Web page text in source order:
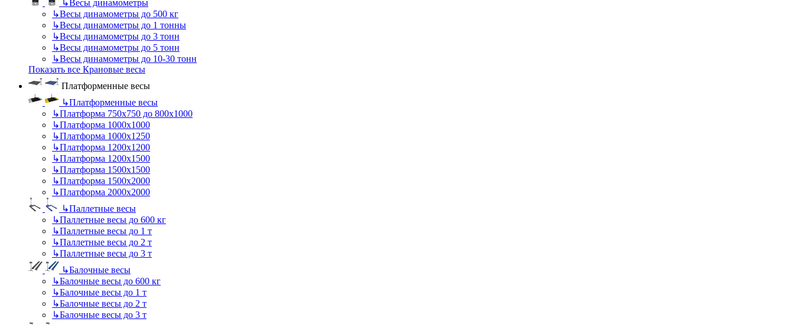
↳Весы динамометры
↳Весы динамометры до 500 кг
↳Весы динамометры до 1 тонны
↳Весы динамометры до 3 тонн
↳Весы динамометры до 5 тонн
↳Весы динамометры до 10-30 тонн
Показать все Крановые весы
Платформенные весы
↳Платформенные весы
↳Платформа 750х750 до 800х1000
↳Платформа 1000х1000
↳Платформа 1000х1250
↳Платформа 1200х1200
↳Платформа 1200х1500
↳Платформа 1500х1500
↳Платформа 1500х2000
↳Платформа 2000х2000
↳Паллетные весы
↳Паллетные весы до 600 кг
↳Паллетные весы до 1 т
↳Паллетные весы до 2 т
↳Паллетные весы до 3 т
↳Балочные весы
↳Балочные весы до 600 кг
↳Балочные весы до 1 т
↳Балочные весы до 2 т
↳Балочные весы до 3 т